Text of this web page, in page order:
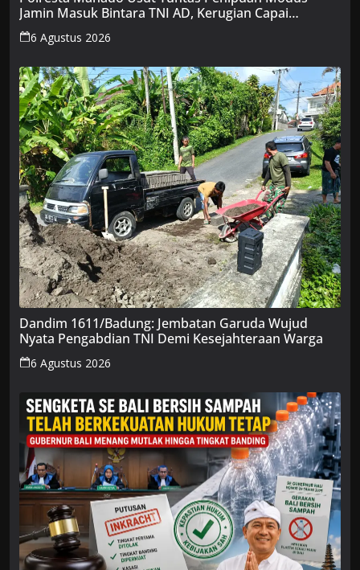
Jamin Masuk Bintara TNI AD, Kerugian Capai
Ratusan Juta
6 Agustus 2026
Dandim 1611/Badung: Jembatan Garuda Wujud
Nyata Pengabdian TNI Demi Kesejahteraan Warga
6 Agustus 2026